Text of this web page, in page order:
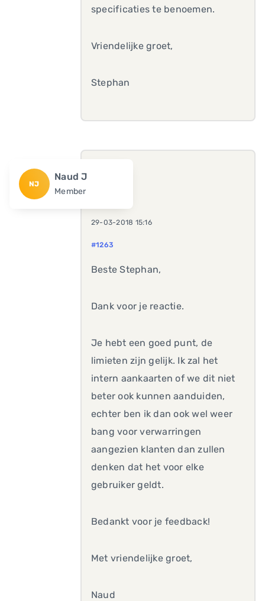
specificaties te benoemen.
Vriendelijke groet,
Stephan
NJ
Naud J
Member
29-03-2018 15:16
#1263
Beste Stephan,
Dank voor je reactie.
Je hebt een goed punt, de
limieten zijn gelijk. Ik zal het
intern aankaarten of we dit niet
beter ook kunnen aanduiden,
echter ben ik dan ook wel weer
bang voor verwarringen
aangezien klanten dan zullen
denken dat het voor elke
gebruiker geldt.
Bedankt voor je feedback!
Met vriendelijke groet,
Naud